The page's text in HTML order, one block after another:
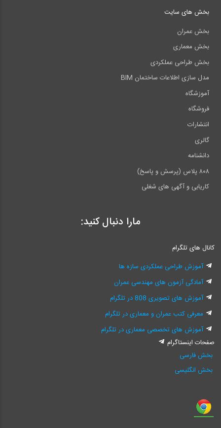
بخش های سایت
بخش عمران
بخش معماری
بخش طراحی عملکردی
مدل سازی اطلاعات ساختمان BIM
آموزشگاه
فروشگاه
انتشارات
گالری
دانشنامه
۸۰۸ پلاس (پرسش و پاسخ)
کاریابی و آگهی های شغلی
مارا دنبال کنید:
کانال های تلگرام
آموزش طراحی عملکردی سازه ها
آمادگی آزمون های مهندسی عمران
آموزش های تصویری 808 در تلگرام
معرفی کتب عمران و معماری در تلگرام
آموزش های تخصصی معماری در تلگرام
صفحات اینستاگرام
بخش فارسی
بخش انگلیسی